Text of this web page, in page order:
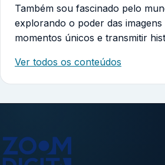
Também sou fascinado pelo
explorando o poder das
momentos únicos e transmitir
Ver todos os conteúdos